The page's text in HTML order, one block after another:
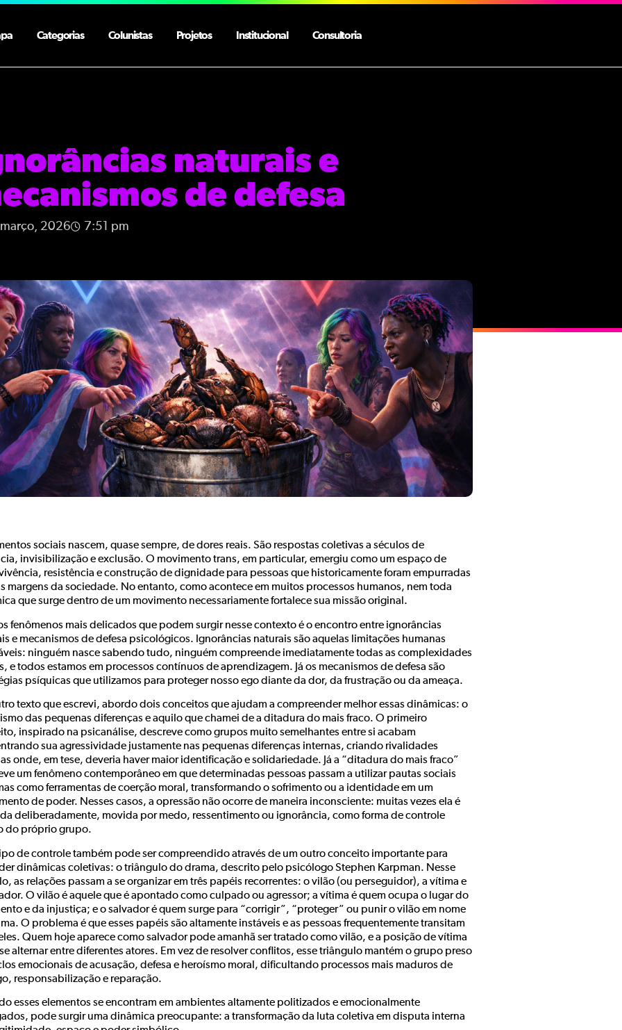
Categorias Colunistas Projetos Institucional Consultoria
naturais e
de defesa
2026 7:51 pm
sociais nascem, quase sempre, de dores reais. São respostas coletivas a séculos de
invisibilização e exclusão. O movimento trans, em particular, emergiu como um espaço de
resistência e construção de dignidade para pessoas que historicamente foram empurradas
margens da sociedade. No entanto, como acontece em muitos processos humanos, nem toda
que surge dentro de um movimento necessariamente fortalece sua missão original.
fenômenos mais delicados que podem surgir nesse contexto é o encontro entre ignorâncias
e mecanismos de defesa psicológicos. Ignorâncias naturais são aquelas limitações humanas
ninguém nasce sabendo tudo, ninguém compreende imediatamente todas as complexidades
e todos estamos em processos contínuos de aprendizagem. Já os mecanismos de defesa são
psíquicas que utilizamos para proteger nosso ego diante da dor, da frustração ou da ameaça.
texto que escrevi, abordo dois conceitos que ajudam a compreender melhor essas dinâmicas: o
das pequenas diferenças e aquilo que chamei de a ditadura do mais fraco. O primeiro
inspirado na psicanálise, descreve como grupos muito semelhantes entre si acabam
sua agressividade justamente nas pequenas diferenças internas, criando rivalidades
onde, em tese, deveria haver maior identificação e solidariedade. Já a “ditadura do mais fraco”
um fenômeno contemporâneo em que determinadas pessoas passam a utilizar pautas sociais
como ferramentas de coerção moral, transformando o sofrimento ou a identidade em um
de poder. Nesses casos, a opressão não ocorre de maneira inconsciente: muitas vezes ela é
deliberadamente, movida por medo, ressentimento ou ignorância, como forma de controle
do próprio grupo.
de controle também pode ser compreendido através de um outro conceito importante para
dinâmicas coletivas: o triângulo do drama, descrito pelo psicólogo Stephen Karpman. Nesse
as relações passam a se organizar em três papéis recorrentes: o vilão (ou perseguidor), a vítima e
O vilão é aquele que é apontado como culpado ou agressor; a vítima é quem ocupa o lugar do
e da injustiça; e o salvador é quem surge para “corrigir”, “proteger” ou punir o vilão em nome
O problema é que esses papéis são altamente instáveis e as pessoas frequentemente transitam
Quem hoje aparece como salvador pode amanhã ser tratado como vilão, e a posição de vítima
alternar entre diferentes atores. Em vez de resolver conflitos, esse triângulo mantém o grupo preso
emocionais de acusação, defesa e heroísmo moral, dificultando processos mais maduros de
responsabilização e reparação.
esses elementos se encontram em ambientes altamente politizados e emocionalmente
pode surgir uma dinâmica preocupante: a transformação da luta coletiva em disputa interna